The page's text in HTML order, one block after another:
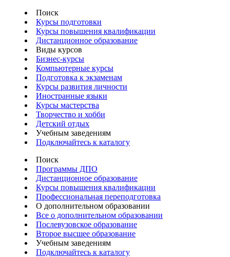
Поиск
Курсы подготовки
Курсы повышения квалификации
Дистанционное образование
Виды курсов
Бизнес-курсы
Компьютерные курсы
Подготовка к экзаменам
Курсы развития личности
Иностранные языки
Курсы мастерства
Творчество и хобби
Детский отдых
Учебным заведениям
Подключайтесь к каталогу
Поиск
Программы ДПО
Дистанционное образование
Курсы повышения квалификации
Профессиональная переподготовка
О дополнительном образовании
Все о дополнительном образовании
Послевузовское образование
Второе высшее образование
Учебным заведениям
Подключайтесь к каталогу